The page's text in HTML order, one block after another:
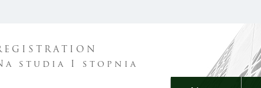
studia I stopnia